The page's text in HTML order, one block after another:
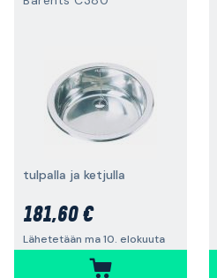
tulpalla ja ketjulla
181,60 €
Lähetetään ma 10. elokuuta